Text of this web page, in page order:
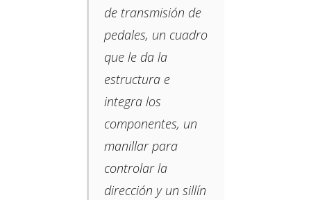
de transmisión de
pedales, un cuadro
que le da la
estructura e
integra los
componentes, un
manillar para
controlar la
dirección y un sillín